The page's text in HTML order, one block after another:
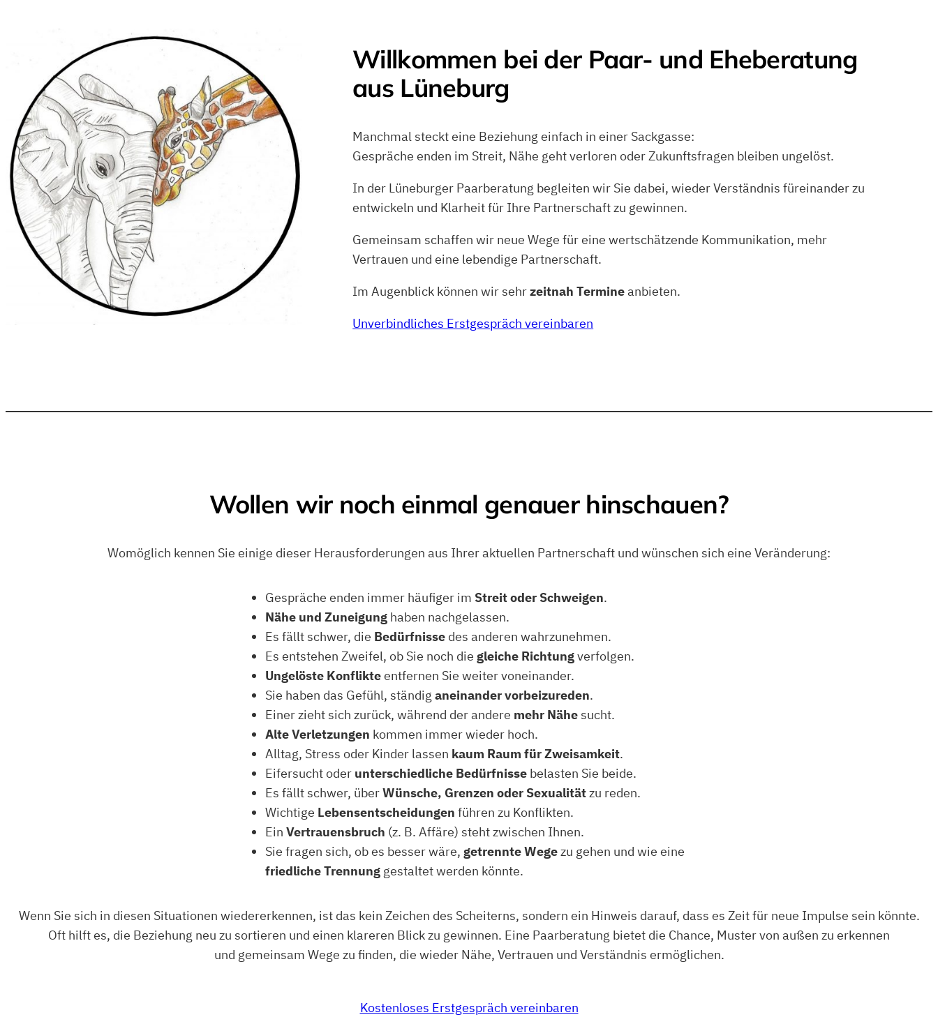
Willkommen bei der Paar- und Eheberatung
aus Lüneburg
Manchmal steckt eine Beziehung einfach in einer Sackgasse:
Gespräche enden im Streit, Nähe geht verloren oder Zukunftsfragen bleiben ungelöst.
In der Lüneburger Paarberatung begleiten wir Sie dabei, wieder Verständnis füreinander zu
entwickeln und Klarheit für Ihre Partnerschaft zu gewinnen.
Gemeinsam schaffen wir neue Wege für eine wertschätzende Kommunikation, mehr
Vertrauen und eine lebendige Partnerschaft.
Im Augenblick können wir sehrzeitnah Termineanbieten.
Unverbindliches Erstgespräch vereinbaren
Wollen wir noch einmal genauer hinschauen?
Womöglich kennen Sie einige dieser Herausforderungen aus Ihrer aktuellen Partnerschaft und wünschen sich eine Veränderung:
Gespräche enden immer häufiger im Streit oder Schweigen.
Nähe und Zuneigung haben nachgelassen.
Es fällt schwer, die Bedürfnisse des anderen wahrzunehmen.
Es entstehen Zweifel, ob Sie noch die gleiche Richtungverfolgen.
Ungelöste Konflikteentfernen Sie weiter voneinander.
Sie haben das Gefühl, ständig aneinander vorbeizureden.
Einer zieht sich zurück, während der andere mehr Nähesucht.
Alte Verletzungen kommen immer wieder hoch.
Alltag, Stress oder Kinder lassen kaum Raum für Zweisamkeit.
Eifersucht oder unterschiedliche Bedürfnisse belasten Sie beide.
Es fällt schwer, überWünsche, Grenzen oder Sexualitätzu reden.
Wichtige Lebensentscheidungen führen zu Konflikten.
Ein Vertrauensbruch (z. B. Affäre) steht zwischen Ihnen.
Sie fragen sich, ob es besser wäre, getrennte Wegezu gehen und wie eine
friedliche Trennung gestaltet werden könnte.
Wenn Sie sich in diesen Situationen wiedererkennen, ist das kein Zeichen des Scheiterns, sondern ein Hinweis darauf, dass es Zeit für neue Impulse sein könnte.
Oft hilft es, die Beziehung neu zu sortieren und einen klareren Blick zu gewinnen. Eine Paarberatung bietet die Chance, Muster von außen zu erkennen
und gemeinsam Wege zu finden, die wieder Nähe, Vertrauen und Verständnis ermöglichen.
Kostenloses Erstgespräch vereinbaren